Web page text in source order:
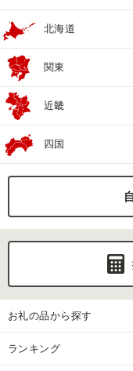
北海道
関東
近畿
四国
お礼の品から探す
ランキング